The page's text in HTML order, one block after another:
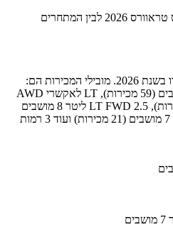
השוואת רמות הגימור של שברולט טראוורס 2026 לבין המתחרים
181 רכבי שברולט טראוורס נמכרו בשנת 2026. מובילי המכירות הם:
Z71 AWD 4X4 2.5 ליטר 7 מושבים (59 מכירות), LT לאקשרי AWD
4X4 2.5 ליטר 7 מושבים (34 מכירות), LT FWD 2.5 ליטר 8 מושבים
(23 מכירות), LT FWD 2.5 ליטר 7 מושבים (21 מכירות) ועוד 3 רמות